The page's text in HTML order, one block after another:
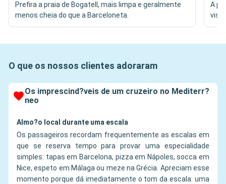
Prefira a praia de Bogatell, mais limpa e geralmente
menos cheia do que a Barceloneta.
A
O que os nossos clientes adoraram
Os imprescind?veis de um cruzeiro no Mediterr?
neo
Almo?o local durante uma escala
Os passageiros recordam frequentemente as escalas em
que se reserva tempo para provar uma especialidade
simples: tapas em Barcelona, pizza em Nápoles, socca em
Nice, espeto em Málaga ou meze na Grécia. Apreciam esse
momento porque dá imediatamente o tom da escala: uma